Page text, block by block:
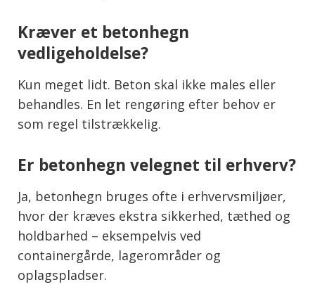
Kræver et betonhegn
vedligeholdelse?
Kun meget lidt. Beton skal ikke males eller
behandles. En let rengøring efter behov er
som regel tilstrækkelig.
Er betonhegn velegnet til erhverv?
Ja, betonhegn bruges ofte i erhvervsmiljøer,
hvor der kræves ekstra sikkerhed, tæthed og
holdbarhed – eksempelvis ved
containergårde, lagerområder og
oplagspladser.